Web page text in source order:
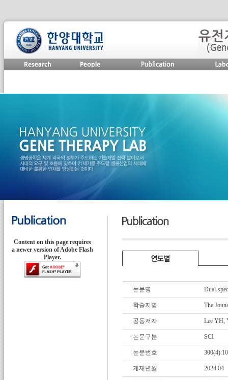
Content on this page requires
a newer version of Adobe Flash
Player.
논문명 Dual-
학술지명 The
공동저자 Lee YH,
논문구분 SCI
논문번호
게재년월 2024.04